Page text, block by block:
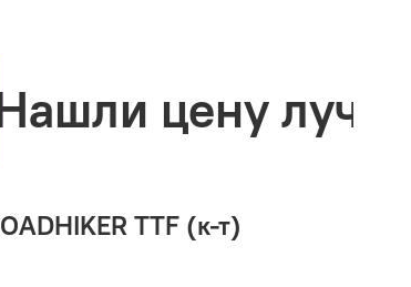
Сделаем
TTF (к-т)